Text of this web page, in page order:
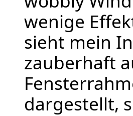
wenige
sieht mein
zauberhaft
dargestellt,